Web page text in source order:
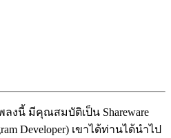
ลงนี้ มีคุณสมบัติเป็น Shareware
Developer) เขาได้ท่านได้นำไป